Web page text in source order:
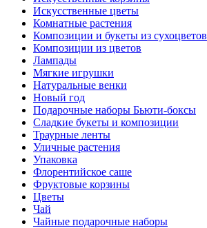
Искусственные цветы
Комнатные растения
Композиции и букеты из сухоцветов
Композиции из цветов
Лампады
Мягкие игрушки
Натуральные венки
Новый год
Подарочные наборы Бьюти-боксы
Сладкие букеты и композиции
Траурные ленты
Уличные растения
Упаковка
Флорентийское саше
Фруктовые корзины
Цветы
Чай
Чайные подарочные наборы